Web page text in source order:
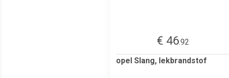
€ 46.92
opel Slang, lekbrandstof